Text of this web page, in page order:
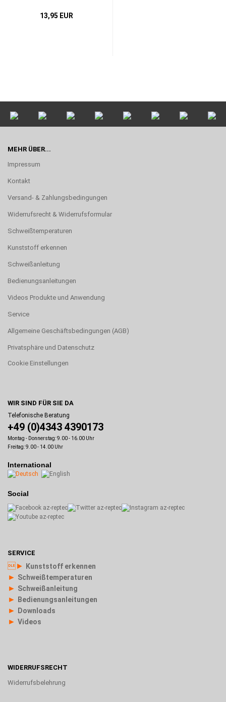
13,95 EUR
MEHR ÜBER...
Impressum
Kontakt
Versand- & Zahlungsbedingungen
Widerrufsrecht & Widerrufsformular
Schweißtemperaturen
Kunststoff erkennen
Schweißanleitung
Bedienungsanleitungen
Videos Produkte und Anwendung
Service
Allgemeine Geschäftsbedingungen (AGB)
Privatsphäre und Datenschutz
Cookie Einstellungen
WIR SIND FÜR SIE DA
Telefonische Beratung
+49 (0)4343 4390173
Montag - Donnerstag: 9.00 - 16.00 Uhr
Freitag: 9.00 - 14.00 Uhr
International
Social
SERVICE
► Kunststoff erkennen
► Schweißtemperaturen
► Schweißanleitung
► Bedienungsanleitungen
► Downloads
► Videos
WIDERRUFSRECHT
Widerrufsbelehrung